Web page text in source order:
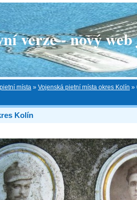
verze - nový web
místa » Vojenská pietní místa okres Kolín »
Kolín